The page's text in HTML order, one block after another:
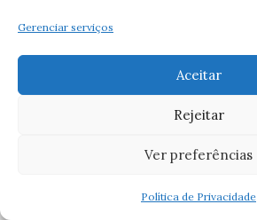
Gerenciar serviços
Aceitar
Rejeitar
Ver preferências
Política de Privacidade